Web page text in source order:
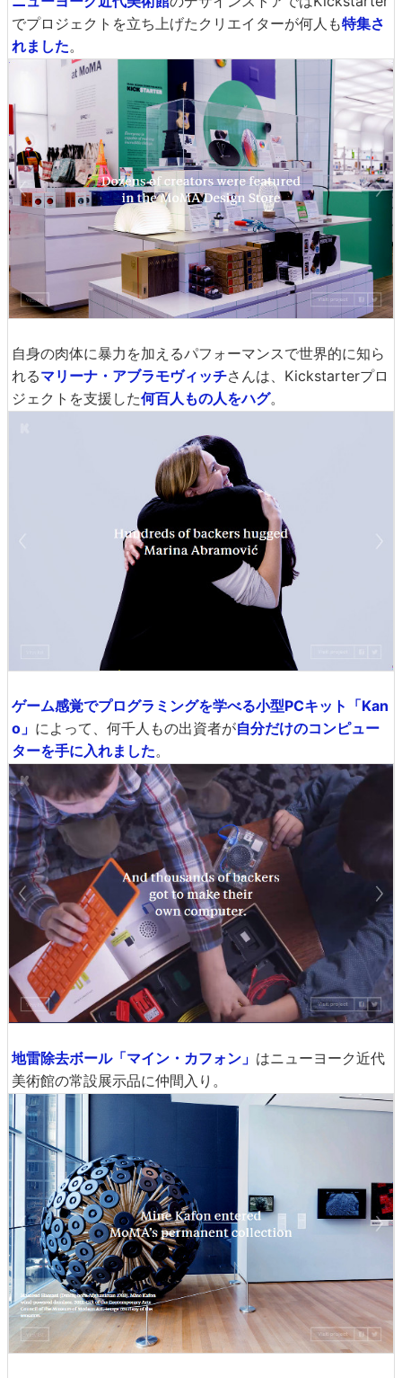
でプロジェクトを立ち上げたクリエイターが何人も特集さ
れました。
自身の肉体に暴力を加えるパフォーマンスで世界的に知ら
れるマリーナ・アブラモヴィッチさんは、Kickstarterプロ
ジェクトを支援した何百人もの人をハグ。
ゲーム感覚でプログラミングを学べる小型PCキット「Kan
o」 によって、何千人もの出資者が自分だけのコンピュー
ターを手に入れました。
地雷除去ボール「マイン・カフォン」 はニューヨーク近代
美術館の常設展示品に仲間入り。